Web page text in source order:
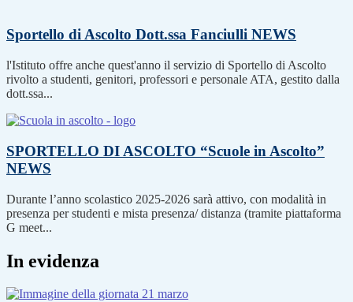
Sportello di Ascolto Dott.ssa Fanciulli NEWS
l'Istituto offre anche quest'anno il servizio di Sportello di Ascolto
rivolto a studenti, genitori, professori e personale ATA, gestito dalla
dott.ssa...
SPORTELLO DI ASCOLTO “Scuole in Ascolto”
NEWS
Durante l’anno scolastico 2025-2026 sarà attivo, con modalità in
presenza per studenti e mista presenza/ distanza (tramite piattaforma
G meet...
In evidenza